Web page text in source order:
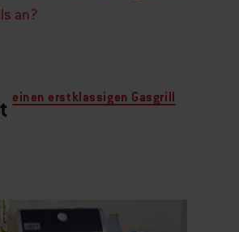
an?
einen erstklassigen Gasgrill